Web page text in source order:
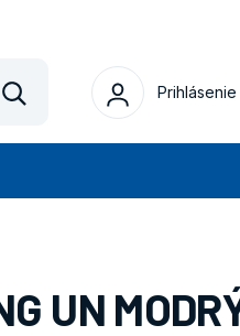
Vyhledat
Prihlásenie
UN